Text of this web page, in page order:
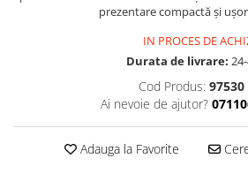
Supliment Complexe
Supliment Magneziu
Supliment Vitamina B
Supliment Vitamina C
Supliment Vitamina D3
prezentare compactă și
IN PROCES DE
Durata de livrare:
Cod Produs: 97530
Ai nevoie de ajutor?
Adauga la Favorite